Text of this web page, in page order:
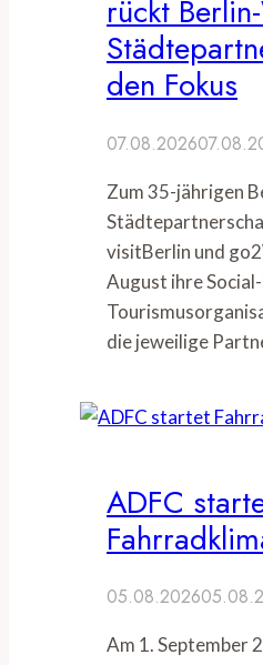
rückt
den Fokus
07.08.2026
Zum 35-jährigen
visitBerlin und
August ihre
die jeweilige
ADFC
05.08.2026
Am 1. September